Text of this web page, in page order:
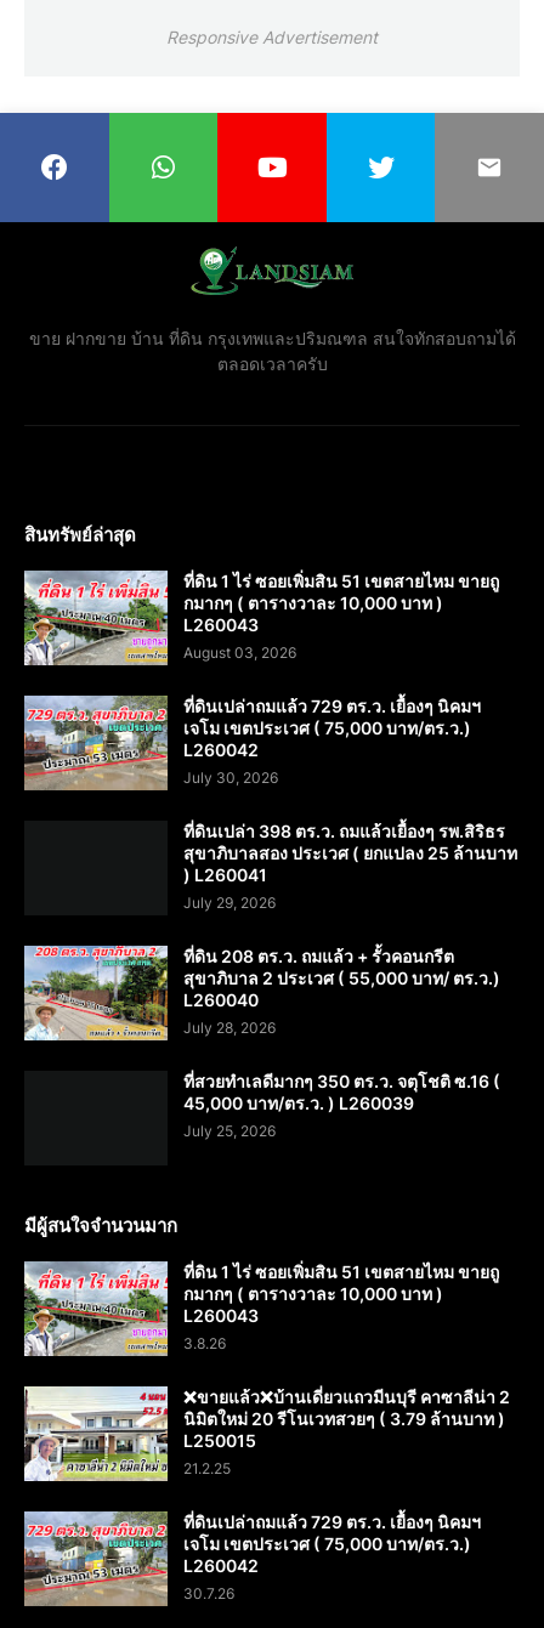
Responsive Advertisement
ขาย ฝากขาย บ้าน ที่ดิน กรุงเทพและปริมณฑล สนใจทักสอบถามได้
ตลอดเวลาครับ
สินทรัพย์ล่าสุด
ที่ดิน 1 ไร่ ซอยเพิ่มสิน 51 เขตสายไหม ขายถู
กมากๆ ( ตารางวาละ 10,000 บาท )
L260043
August 03, 2026
ที่ดินเปล่าถมแล้ว 729 ตร.ว. เยื้องๆ นิคมฯ
เจโม เขตประเวศ ( 75,000 บาท/ตร.ว.)
L260042
July 30, 2026
ที่ดินเปล่า 398 ตร.ว. ถมแล้วเยื้องๆ รพ.สิริธร
สุขาภิบาลสอง ประเวศ ( ยกแปลง 25 ล้านบาท
) L260041
July 29, 2026
ที่ดิน 208 ตร.ว. ถมแล้ว + รั้วคอนกรีต
สุขาภิบาล 2 ประเวศ ( 55,000 บาท/ ตร.ว.)
L260040
July 28, 2026
ที่สวยทำเลดีมากๆ 350 ตร.ว. จตุโชติ ซ.16 (
45,000 บาท/ตร.ว. ) L260039
July 25, 2026
มีผู้สนใจจำนวนมาก
ที่ดิน 1 ไร่ ซอยเพิ่มสิน 51 เขตสายไหม ขายถู
กมากๆ ( ตารางวาละ 10,000 บาท )
L260043
3.8.26
❌️ขายแล้ว❌️บ้านเดี่ยวแถวมีนบุรี คาซาลีน่า 2
นิมิตใหม่ 20 รีโนเวทสวยๆ ( 3.79 ล้านบาท )
L250015
21.2.25
ที่ดินเปล่าถมแล้ว 729 ตร.ว. เยื้องๆ นิคมฯ
เจโม เขตประเวศ ( 75,000 บาท/ตร.ว.)
L260042
30.7.26